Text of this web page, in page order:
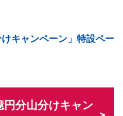
キャンペーン」特設ペー
分山分けキャン